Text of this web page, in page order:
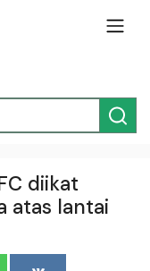
diikat
atas lantai